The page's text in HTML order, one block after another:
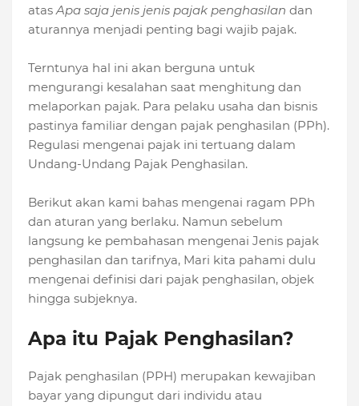
atasApa saja jenis jenis pajak penghasilan dan
aturannya menjadi penting bagi wajib pajak.
Terntunya hal ini akan berguna untuk
mengurangi kesalahan saat menghitung dan
melaporkan pajak. Para pelaku usaha dan bisnis
pastinya familiar dengan pajak penghasilan (PPh).
Regulasi mengenai pajak ini tertuang dalam
Undang-Undang Pajak Penghasilan.
Berikut akan kami bahas mengenai ragam PPh
dan aturan yang berlaku. Namun sebelum
langsung ke pembahasan mengenai Jenis pajak
penghasilan dan tarifnya, Mari kita pahami dulu
mengenai definisi dari pajak penghasilan, objek
hingga subjeknya.
Apa itu Pajak Penghasilan?
Pajak penghasilan (PPH) merupakan kewajiban
bayar yang dipungut dari individu atau